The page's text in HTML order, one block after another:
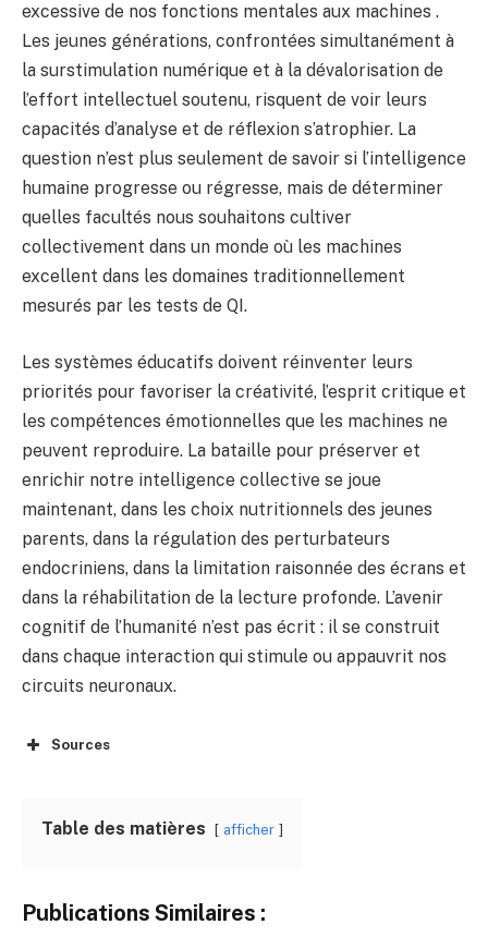
excessive de nos fonctions mentales aux machines .
Les jeunes générations, confrontées simultanément à
la surstimulation numérique et à la dévalorisation de
l’effort intellectuel soutenu, risquent de voir leurs
capacités d’analyse et de réflexion s’atrophier. La
question n’est plus seulement de savoir si l’intelligence
humaine progresse ou régresse, mais de déterminer
quelles facultés nous souhaitons cultiver
collectivement dans un monde où les machines
excellent dans les domaines traditionnellement
mesurés par les tests de QI.
Les systèmes éducatifs doivent réinventer leurs
priorités pour favoriser la créativité, l’esprit critique et
les compétences émotionnelles que les machines ne
peuvent reproduire. La bataille pour préserver et
enrichir notre intelligence collective se joue
maintenant, dans les choix nutritionnels des jeunes
parents, dans la régulation des perturbateurs
endocriniens, dans la limitation raisonnée des écrans et
dans la réhabilitation de la lecture profonde. L’avenir
cognitif de l’humanité n’est pas écrit : il se construit
dans chaque interaction qui stimule ou appauvrit nos
circuits neuronaux.
Sources
Table des matières afficher
Publications Similaires :